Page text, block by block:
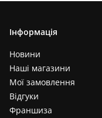
Інформація
Новини
Наші магазини
Мої замовлення
Відгуки
Франшиза